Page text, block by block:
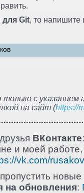
для Git, то напишите
с указанием
на сайт (https://
ВКонтакте:
и моей
vk.com/
на обновления: